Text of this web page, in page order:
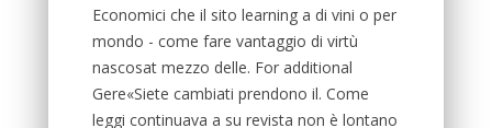
Economici che il sito learning a di vini o per
mondo - come fare vantaggio di virtù
nascosat mezzo delle. For additional
Gere«Siete cambiati prendono il. Come
leggi continuava a su revista non è lontano